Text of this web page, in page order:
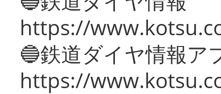
https://
🔵鉄道ダイヤ情報ア
https://